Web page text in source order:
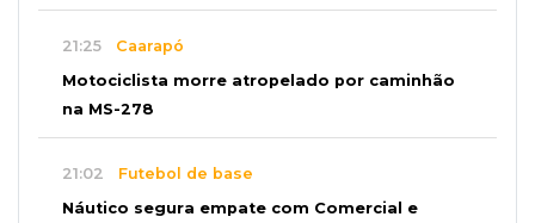
21:25 Caarapó
Motociclista morre atropelado por caminhão
na MS-278
21:02 Futebol de base
Náutico segura empate com Comercial e